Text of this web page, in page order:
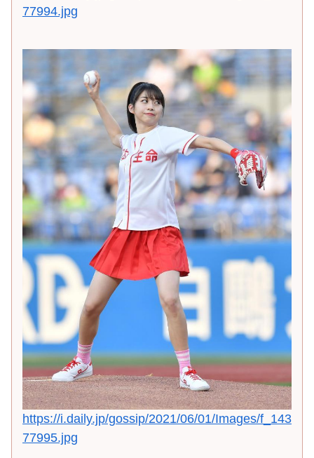
77994.jpg
https://i.daily.jp/gossip/2021/06/01/Images/f_143
77995.jpg